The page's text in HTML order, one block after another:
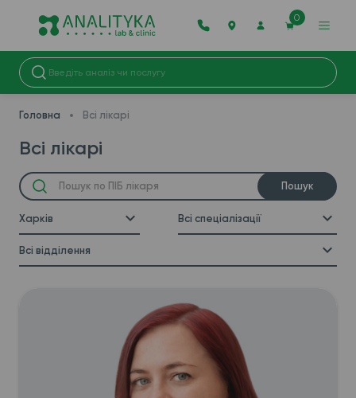
0
Головна Всі лікарі
Всі лікарі
Пошук
Харків Всі спеціалізації
Всі відділення